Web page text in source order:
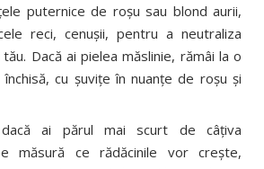
puternice de roşu sau blond aurii,
reci, cenuşii, pentru a neutraliza
Dacă ai pielea măslinie, rămâi la o
cu şuviţe în nuanţe de roşu şi
ai părul mai scurt de câţiva
măsură ce rădăcinile vor creşte,